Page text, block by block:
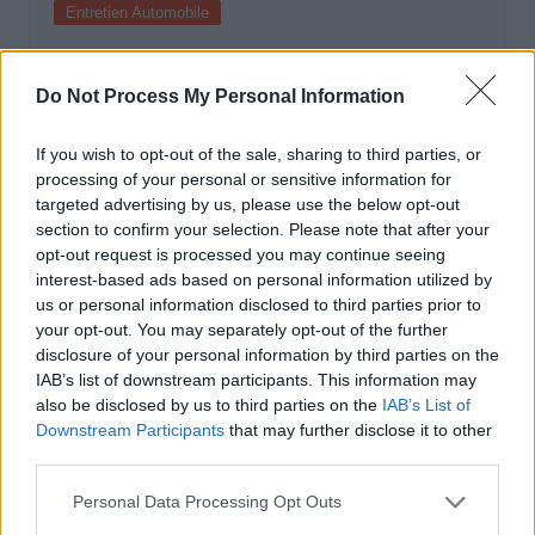
Do Not Process My Personal Information
If you wish to opt-out of the sale, sharing to third parties, or
processing of your personal or sensitive information for
targeted advertising by us, please use the below opt-out
section to confirm your selection. Please note that after your
opt-out request is processed you may continue seeing
interest-based ads based on personal information utilized by
us or personal information disclosed to third parties prior to
your opt-out. You may separately opt-out of the further
disclosure of your personal information by third parties on the
IAB’s list of downstream participants. This information may
also be disclosed by us to third parties on the IAB’s List of
Downstream Participants that may further disclose it to other
Personal Data Processing Opt Outs
Entretien Automobile
Cofidis et Ford France s’associent pour
faciliter l’entretien automobile grâce à
fois, 100 % digitale
Auto Pour Vous 9 juin 2026 0